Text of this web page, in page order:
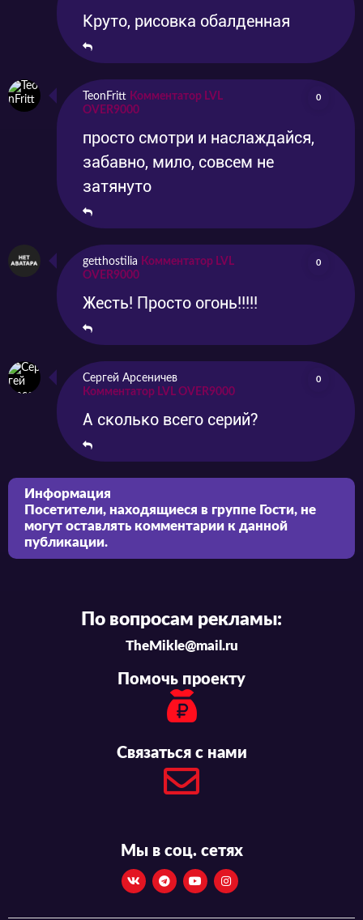
Круто, рисовка обалденная
TeonFritt Комментатор LVL
OVER9000
0
просто смотри и наслаждайся,
забавно, мило, совсем не
затянуто
getthostilia Комментатор LVL
OVER9000
0
Жесть! Просто огонь!!!!!
Сергей Арсеничев
Комментатор LVL OVER9000
0
А сколько всего серий?
Информация
Посетители, находящиеся в группе Гости, не
могут оставлять комментарии к данной
публикации.
По вопросам рекламы:
TheMikle@mail.ru
Помочь проекту
Связаться с нами
Мы в соц. сетях